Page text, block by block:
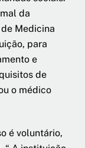
da
Medicina
para
e
de
o médico
é voluntário,